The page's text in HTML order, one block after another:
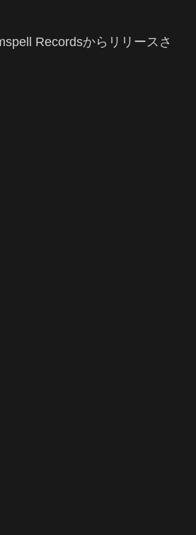
Recordsからリリースさ